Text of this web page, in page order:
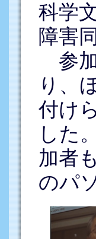
科学
障害
参
り、
付け
した
加者
のパ